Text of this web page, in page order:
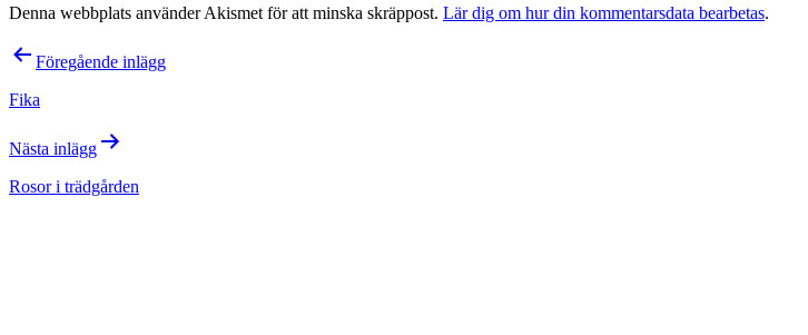
Denna webbplats använder Akismet för att minska skräppost. Lär dig om hur din kommentarsdata bearbetas.
Inläggsnavigering
Föregående inlägg
Fika
Nästa inlägg
Rosor i trädgården